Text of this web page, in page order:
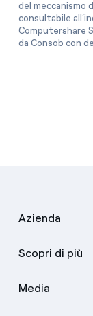
del meccanismo
consultabile
Computershare
da Consob con
Azienda
Scopri di più
Media